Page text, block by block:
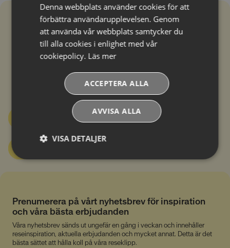
För mycket att välja på?
Prata med ett av våra proffs.
Kontakta någon av våra duktiga resesäljare för att få
personliga råd om vilken resa som passar dig bäst.
Ring oss på 0771-20 20 20
Prenumerera på vårt nyhetsbrev för inspiration
och våra bästa erbjudanden
Våra nyhetsbrev sänds ut ungefär en gång i veckan och innehåller
reseinspiration, aktuella erbjudanden och mycket annat. Detta är det
bästa sättet att hålla koll på våra reseklipp.
Denna webbplats använder cookies för att
förbättra användarupplevelsen. Genom
att använda vår webbplats samtycker du
till alla cookies i enlighet med vår
cookiepolicy. Läs mer
ACCEPTERA ALLA
AVVISA ALLA
VISA DETALJER
Absolut
Prestandacookies
Riktade cookies
Funktionella
cookies